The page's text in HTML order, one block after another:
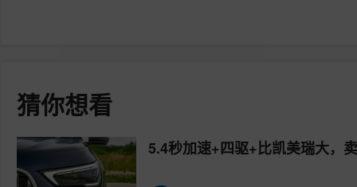
猜你想看
5.4秒加速+四驱+比凯美瑞大，